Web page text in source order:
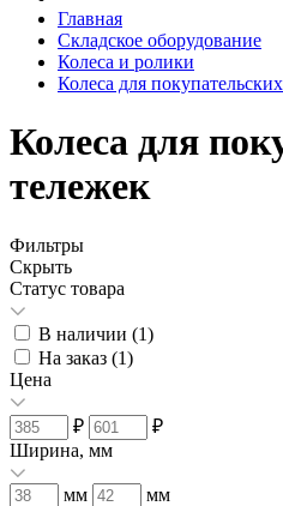
Главная
Складское оборудование
Колеса и ролики
Колеса для
Колеса для
тележек
Фильтры
Скрыть
Статус товара
В наличии (1)
На заказ (1)
Цена
₽
₽
Ширина, мм
мм
мм